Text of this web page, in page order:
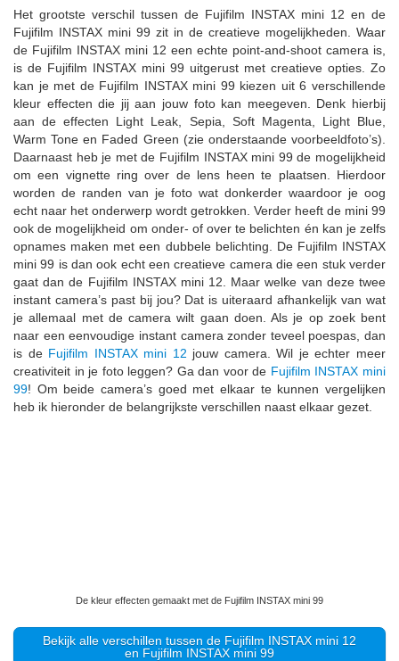
Het grootste verschil tussen de Fujifilm INSTAX mini 12 en de
Fujifilm INSTAX mini 99 zit in de creatieve mogelijkheden. Waar
de Fujifilm INSTAX mini 12 een echte point-and-shoot camera is,
is de Fujifilm INSTAX mini 99 uitgerust met creatieve opties. Zo
kan je met de Fujifilm INSTAX mini 99 kiezen uit 6 verschillende
kleur effecten die jij aan jouw foto kan meegeven. Denk hierbij
aan de effecten Light Leak, Sepia, Soft Magenta, Light Blue,
Warm Tone en Faded Green (zie onderstaande voorbeeldfoto’s).
Daarnaast heb je met de Fujifilm INSTAX mini 99 de mogelijkheid
om een vignette ring over de lens heen te plaatsen. Hierdoor
worden de randen van je foto wat donkerder waardoor je oog
echt naar het onderwerp wordt getrokken. Verder heeft de mini 99
ook de mogelijkheid om onder- of over te belichten én kan je zelfs
opnames maken met een dubbele belichting. De Fujifilm INSTAX
mini 99 is dan ook echt een creatieve camera die een stuk verder
gaat dan de Fujifilm INSTAX mini 12. Maar welke van deze twee
instant camera’s past bij jou? Dat is uiteraard afhankelijk van wat
je allemaal met de camera wilt gaan doen. Als je op zoek bent
naar een eenvoudige instant camera zonder teveel poespas, dan
is de Fujifilm INSTAX mini 12 jouw camera. Wil je echter meer
creativiteit in je foto leggen? Ga dan voor de Fujifilm INSTAX mini
99! Om beide camera’s goed met elkaar te kunnen vergelijken
heb ik hieronder de belangrijkste verschillen naast elkaar gezet.
De kleur effecten gemaakt met de Fujifilm INSTAX mini 99
Bekijk alle verschillen tussen de Fujifilm INSTAX mini 12
en Fujifilm INSTAX mini 99